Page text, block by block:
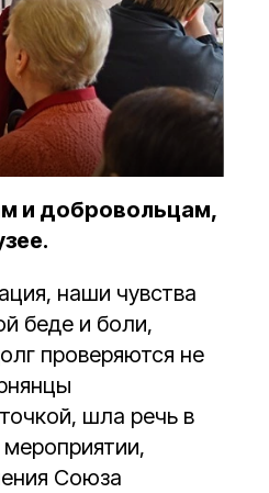
и добровольцам,
наши чувства
беде и боли,
проверяются не
шла речь в
Союза